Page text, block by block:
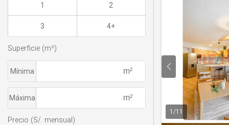
1 /11
1 2
3 4+
Superficie (m²)
Mínima
Máxima
Precio (S/. mensual)